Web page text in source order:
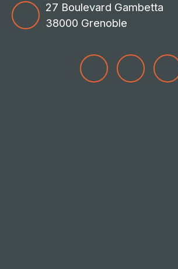
27 Boulevard Gambetta
38000 Grenoble